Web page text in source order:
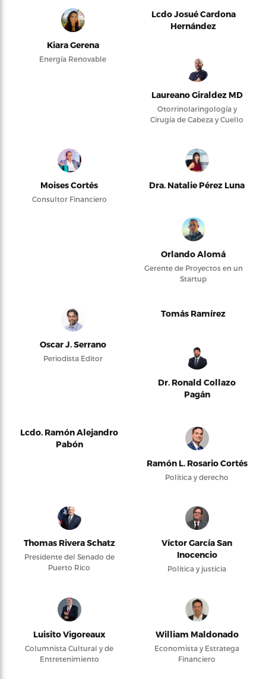
Kiara Gerena
Energía Renovable
Lcdo Josué Cardona
Hernández
Laureano Giraldez MD
Otorrinolaringología y
Cirugía de Cabeza y Cuello
Moises Cortés
Consultor Financiero
Dra. Natalie Pérez Luna
Orlando Alomá
Gerente de Proyectos en un
Startup
Oscar J. Serrano
Periodista Editor
Tomás Ramírez
Dr. Ronald Collazo
Pagán
Lcdo. Ramón Alejandro
Pabón
Ramón L. Rosario Cortés
Política y derecho
Thomas Rivera Schatz
Presidente del Senado de
Puerto Rico
Víctor García San
Inocencio
Política y justicia
Luisito Vigoreaux
Columnista Cultural y de
Entretenimiento
William Maldonado
Economista y Estratega
Financiero